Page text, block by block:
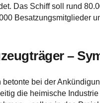
Das Schiff soll rund
Besatzungsmitglieder
–
betonte bei der
die heimische